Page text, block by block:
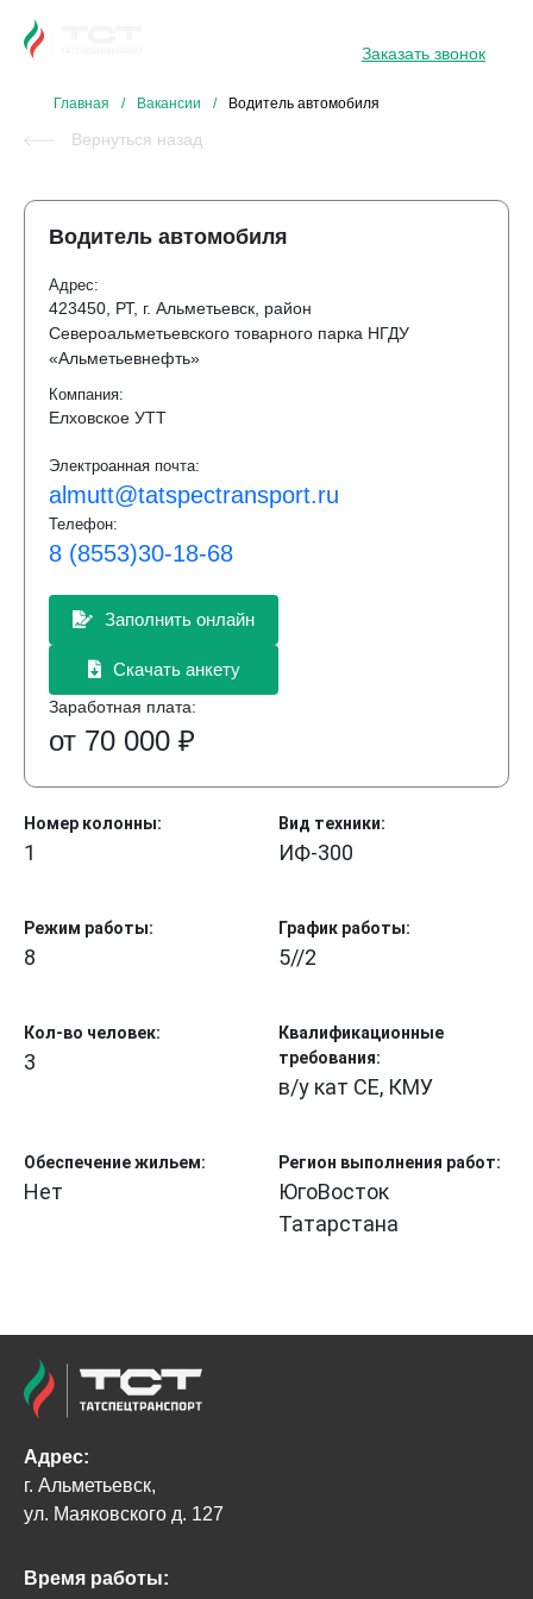
Заказать звонок
Главная / Вакансии / Водитель автомобиля
Вернуться назад
Номер колонны:
1
Вид техники:
ИФ-300
Режим работы:
8
График работы:
5//2
Кол-во человек:
3
Квалификационные
требования:
в/у кат СЕ, КМУ
Обеспечение жильем:
Нет
Регион выполнения работ:
ЮгоВосток
Татарстана
Водитель автомобиля
Адрес:
423450, РТ, г. Альметьевск, район
Североальметьевского товарного парка НГДУ
«Альметьевнефть»
Компания:
Елховское УТТ
Электроанная почта:
almutt@tatspectransport.ru
Телефон:
8 (8553)30-18-68
Заполнить онлайн
Скачать анкету
Заработная плата:
от 70 000 ₽
Адрес:
г. Альметьевск,
ул. Маяковского д. 127
Время работы: